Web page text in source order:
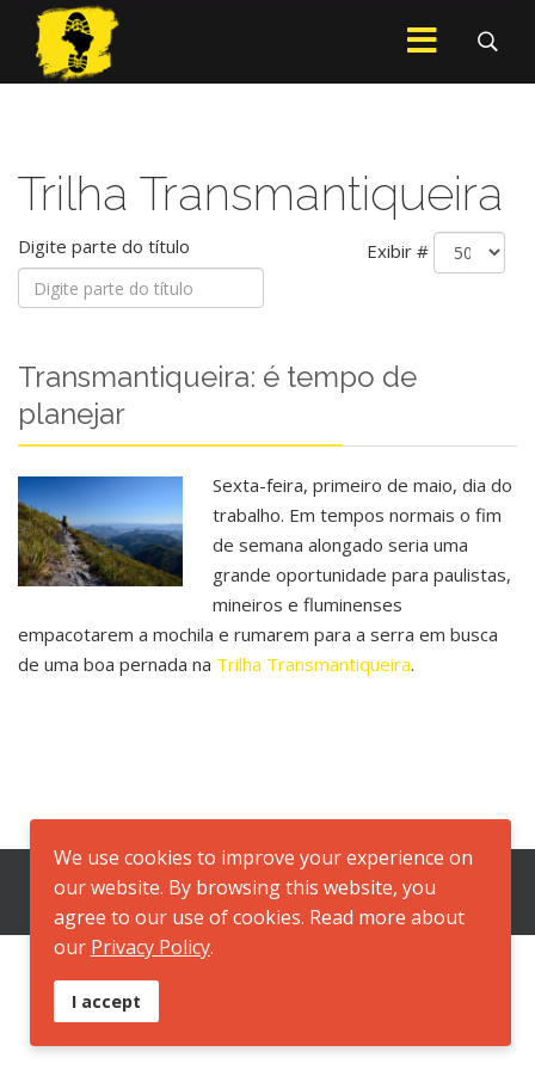
Trilha Transmantiqueira
Digite parte do título Exibir #
Transmantiqueira: é tempo de
planejar
Sexta-feira, primeiro de maio, dia do
trabalho. Em tempos normais o fim
de semana alongado seria uma
grande oportunidade para paulistas,
mineiros e fluminenses
empacotarem a mochila e rumarem para a serra em busca
de uma boa pernada na Trilha Transmantiqueira.
We use cookies to improve your experience on
our website. By browsing this website, you
agree to our use of cookies. Read more about
our Privacy Policy.
I accept